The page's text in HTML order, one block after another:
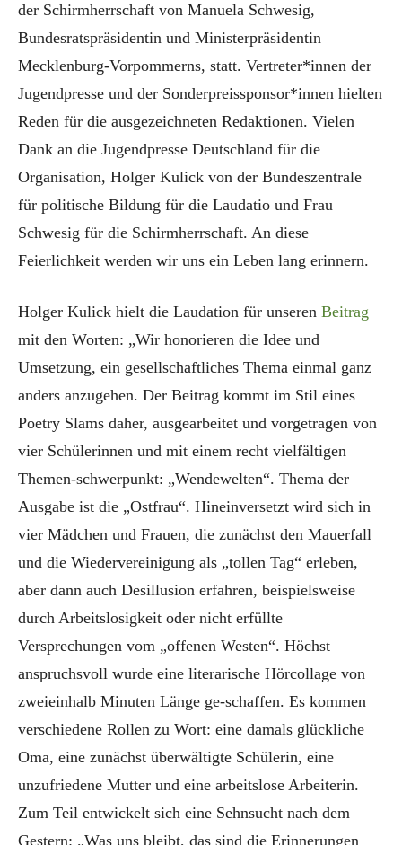
der Schirmherrschaft von Manuela Schwesig,
Bundesratspräsidentin und Ministerpräsidentin
Mecklenburg-Vorpommerns, statt. Vertreter*innen der
Jugendpresse und der Sonderpreissponsor*innen hielten
Reden für die ausgezeichneten Redaktionen. Vielen
Dank an die Jugendpresse Deutschland für die
Organisation, Holger Kulick von der Bundeszentrale
für politische Bildung für die Laudatio und Frau
Schwesig für die Schirmherrschaft. An diese
Feierlichkeit werden wir uns ein Leben lang erinnern.
Holger Kulick hielt die Laudation für unseren Beitrag
mit den Worten: „Wir honorieren die Idee und
Umsetzung, ein gesellschaftliches Thema einmal ganz
anders anzugehen. Der Beitrag kommt im Stil eines
Poetry Slams daher, ausgearbeitet und vorgetragen von
vier Schülerinnen und mit einem recht vielfältigen
Themen-schwerpunkt: „Wendewelten“. Thema der
Ausgabe ist die „Ostfrau“. Hineinversetzt wird sich in
vier Mädchen und Frauen, die zunächst den Mauerfall
und die Wiedervereinigung als „tollen Tag“ erleben,
aber dann auch Desillusion erfahren, beispielsweise
durch Arbeitslosigkeit oder nicht erfüllte
Versprechungen vom „offenen Westen“. Höchst
anspruchsvoll wurde eine literarische Hörcollage von
zweieinhalb Minuten Länge ge-schaffen. Es kommen
verschiedene Rollen zu Wort: eine damals glückliche
Oma, eine zunächst überwältigte Schülerin, eine
unzufriedene Mutter und eine arbeitslose Arbeiterin.
Zum Teil entwickelt sich eine Sehnsucht nach dem
Gestern: „Was uns bleibt, das sind die Erinnerungen